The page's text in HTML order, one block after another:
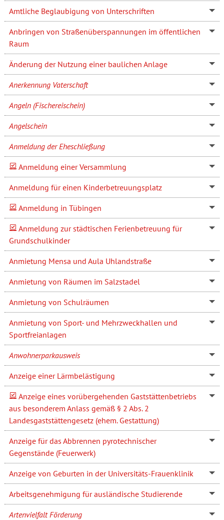
Amtliche Beglaubigung von Unterschriften
Anbringen von Straßenüberspannungen im öffentlichen
Raum
Änderung der Nutzung einer baulichen Anlage
Anerkennung Vaterschaft
Angeln (Fischereischein)
Angelschein
Anmeldung der Eheschließung
Anmeldung einer Versammlung
Anmeldung für einen Kinderbetreuungsplatz
Anmeldung in Tübingen
Anmeldung zur städtischen Ferienbetreuung für
Grundschulkinder
Anmietung Mensa und Aula Uhlandstraße
Anmietung von Räumen im Salzstadel
Anmietung von Schulräumen
Anmietung von Sport- und Mehrzweckhallen und
Sportfreianlagen
Anwohnerparkausweis
Anzeige einer Lärmbelästigung
Anzeige eines vorübergehenden Gaststättenbetriebs
aus besonderem Anlass gemäß § 2 Abs. 2
Landesgaststättengesetz (ehem. Gestattung)
Anzeige für das Abbrennen pyrotechnischer
Gegenstände (Feuerwerk)
Anzeige von Geburten in der Universitäts-Frauenklinik
Arbeitsgenehmigung für ausländische Studierende
Artenvielfalt Förderung